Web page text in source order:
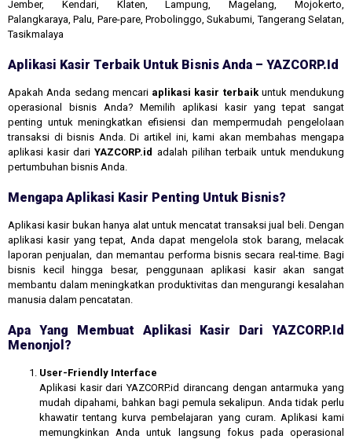
Jember, Kendari, Klaten, Lampung, Magelang, Mojokerto,
Palangkaraya, Palu, Pare-pare, Probolinggo, Sukabumi, Tangerang Selatan,
Tasikmalaya
Aplikasi Kasir Terbaik Untuk Bisnis Anda – YAZCORP.id
Apakah Anda sedang mencari aplikasi kasir terbaikuntuk mendukung
operasional bisnis Anda? Memilih aplikasi kasir yang tepat sangat
penting untuk meningkatkan efisiensi dan mempermudah pengelolaan
transaksi di bisnis Anda. Di artikel ini, kami akan membahas mengapa
aplikasi kasir dariYAZCORP.id adalah pilihan terbaik untuk mendukung
pertumbuhan bisnis Anda.
Mengapa Aplikasi Kasir Penting Untuk Bisnis?
Aplikasi kasir bukan hanya alat untuk mencatat transaksi jual beli. Dengan
aplikasi kasir yang tepat, Anda dapat mengelola stok barang, melacak
laporan penjualan, dan memantau performa bisnis secara real-time. Bagi
bisnis kecil hingga besar, penggunaan aplikasi kasir akan sangat
membantu dalam meningkatkan produktivitas dan mengurangi kesalahan
manusia dalam pencatatan.
Apa Yang Membuat Aplikasi Kasir Dari YAZCORP.id
Menonjol?
User-Friendly Interface
Aplikasi kasir dari YAZCORP.id dirancang dengan antarmuka yang
mudah dipahami, bahkan bagi pemula sekalipun. Anda tidak perlu
khawatir tentang kurva pembelajaran yang curam. Aplikasi kami
memungkinkan Anda untuk langsung fokus pada operasional